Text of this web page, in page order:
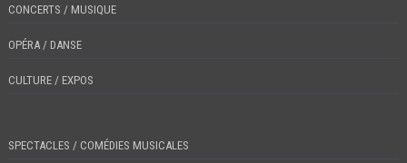
CONCERTS / MUSIQUE
OPÉRA / DANSE
CULTURE / EXPOS
SPECTACLES / COMÉDIES MUSICALES